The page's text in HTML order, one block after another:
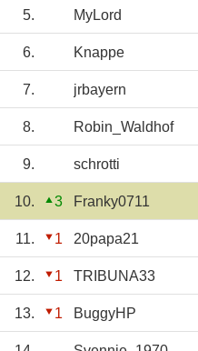
5. MyLord
6. Knappe
7. jrbayern
8. Robin_Waldhof
9. schrotti
10. 3 Franky0711
11. 1 20papa21
12. 1 TRIBUNA33
13. 1 BuggyHP